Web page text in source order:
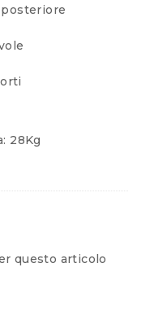
28Kg
questo articolo